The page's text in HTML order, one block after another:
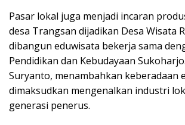
Pasar lokal juga menjadi incaran
desa Trangsan dijadikan Desa Wisata
dibangun eduwisata bekerja sama
Pendidikan dan Kebudayaan
Suryanto, menambahkan keberadaan
dimaksudkan mengenalkan industri
generasi penerus.